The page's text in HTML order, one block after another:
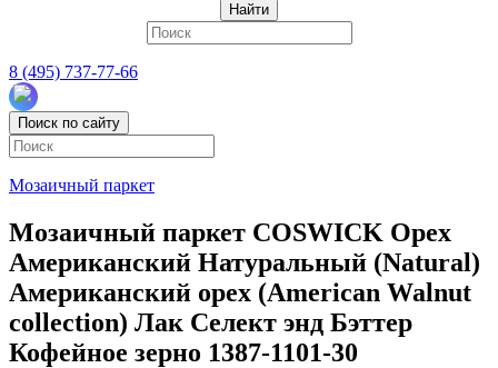
Найти
8 (495) 737-77-66
Поиск по сайту
Мозаичный паркет
Мозаичный паркет COSWICK Орех
Американский Натуральный (Natural)
Американский орех (American Walnut
collection) Лак Селект энд Бэттер
Кофейное зерно 1387-1101-30